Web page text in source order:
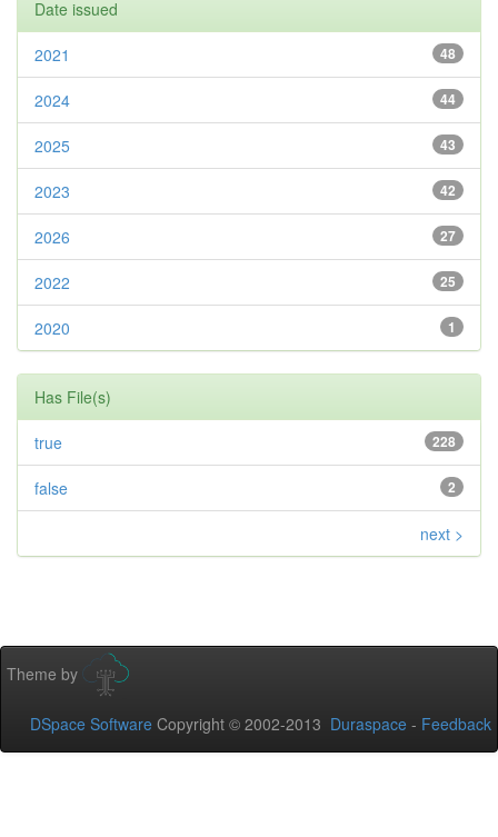
Date issued
48
2021
44
2024
43
2025
42
2023
27
2026
25
2022
1
2020
Has File(s)
228
true
2
false
next >
Theme by
DSpace Software Copyright © 2002-2013 Duraspace - Feedback